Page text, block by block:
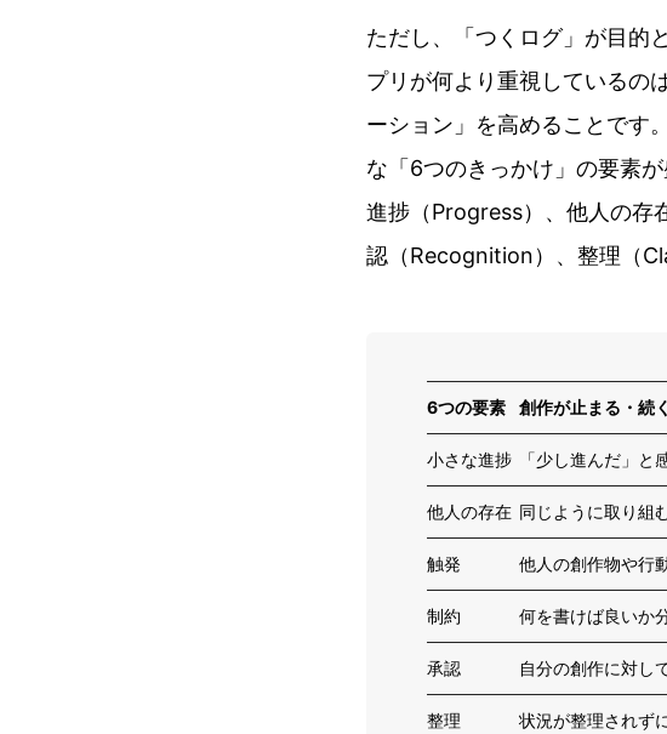
ただし、「つくログ」が目的
プリが何より重視しているの
ーション」を高めることです
な「6つのきっかけ」の要素
進捗（Progress）、他人の
認（Recognition）、整理（
6つの要素 創作が止まる・続
小さな進捗 「少し進んだ」と
他人の存在 同じように取り組
触発 他人の創作物や行
制約 何を書けば良いか
承認 自分の創作に対し
整理 状況が整理されず